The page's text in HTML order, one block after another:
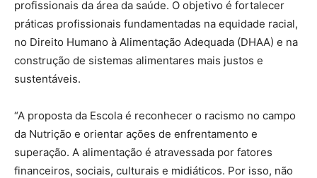
profissionais da área da saúde. O objetivo é fortalecer
práticas profissionais fundamentadas na equidade racial,
no Direito Humano à Alimentação Adequada (DHAA) e na
construção de sistemas alimentares mais justos e
sustentáveis.
“A proposta da Escola é reconhecer o racismo no campo
da Nutrição e orientar ações de enfrentamento e
superação. A alimentação é atravessada por fatores
financeiros, sociais, culturais e midiáticos. Por isso, não